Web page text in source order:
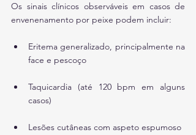
Os sinais clínicos observáveis em casos de
envenenamento por peixe podem incluir:
Eritema generalizado, principalmente na
face e pescoço
Taquicardia (até 120 bpm em alguns
casos)
Lesões cutâneas com aspeto espumoso